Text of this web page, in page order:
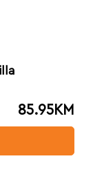
85.95KM